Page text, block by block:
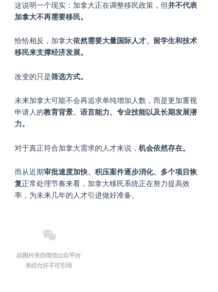
这说明一个现实：加拿大正在调整移民政策，但并不代表
加拿大不再需要移民。
恰恰相反，加拿大依然需要大量国际人才、留学生和技术
移民来支撑经济发展。
改变的只是筛选方式。
未来加拿大可能不会再追求单纯增加人数，而是更加重视
申请人的教育背景、语言能力、专业技能以及长期发展潜
力。
对于真正符合加拿大需求的人才来说， 机会依然存在。
而从近期审批速度加快、积压案件逐步消化、多个项目恢
复正常处理节奏来看，加拿大移民系统正在努力提高效
率，为未来几年的人才引进做好准备。